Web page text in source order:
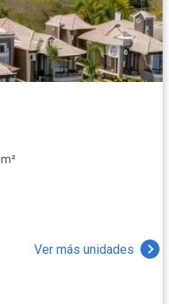
m²
Ver más unidades